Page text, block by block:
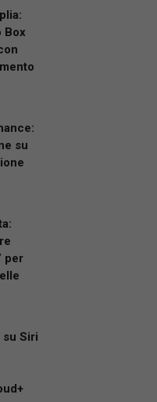
Box
su
per
Siri